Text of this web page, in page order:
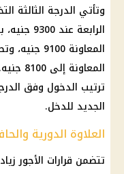
الرابعة
المعاونة
ترتيب الدخول وفق
الجديد للدخل.
العلاوة الدورية
تتضمن قرارات الأجور